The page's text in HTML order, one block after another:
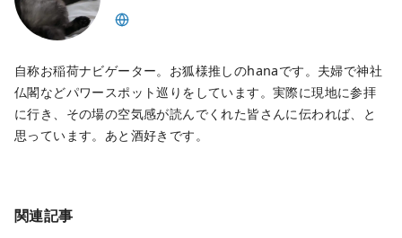
自称お稲荷ナビゲーター。お狐様推しのhanaです。夫婦で神社
仏閣などパワースポット巡りをしています。実際に現地に参拝
に行き、その場の空気感が読んでくれた皆さんに伝われば、と
思っています。あと酒好きです。
関連記事